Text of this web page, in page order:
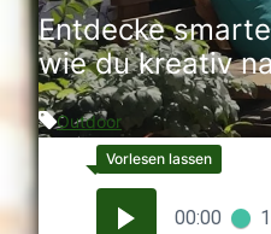
Entdecke
wie du kreativ
Outdoor
00:00